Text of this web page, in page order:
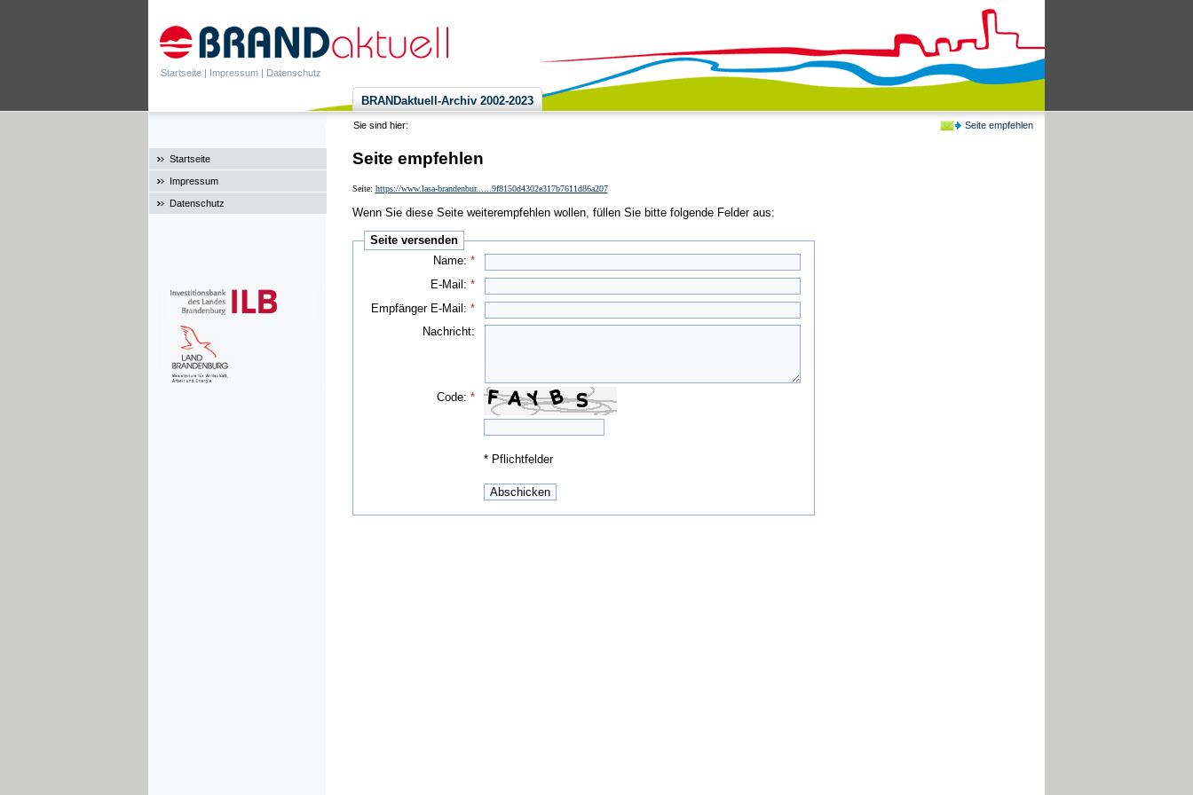
Startseite | Impressum | Datenschutz
Seite empfehlen
BRANDaktuell-Archiv 2002-2023
Sie sind hier:
Startseite
Impressum
Datenschutz
Seite empfehlen
Seite: https://www.lasa-brandenbur......9f8150d4302e317b7611d86a207
Wenn Sie diese Seite weiterempfehlen wollen, füllen Sie bitte folgende Felder aus:
Seite versenden
Name:*
E-Mail:*
Empfänger E-Mail:*
Nachricht:
Code:*
* Pflichtfelder